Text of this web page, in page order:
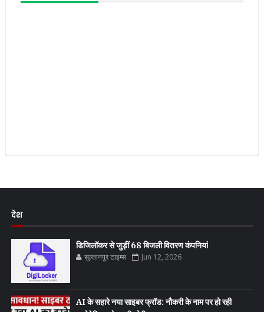
देश
डिजिलॉकर से जुड़ीं 68 बिजली वितरण कंपनियां
सुल्तानपुर टाइम्स Jun 12, 2026
AI के सहारे नया साइबर फ्रॉड: नौकरी के नाम पर हो रही